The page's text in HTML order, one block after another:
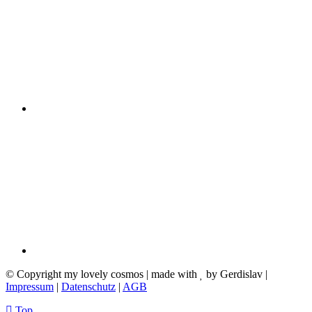
© Copyright my lovely cosmos | made with
by Gerdislav |
Impressum | Datenschutz | AGB